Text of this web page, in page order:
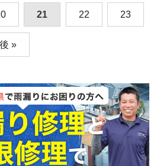
21 22 23
»